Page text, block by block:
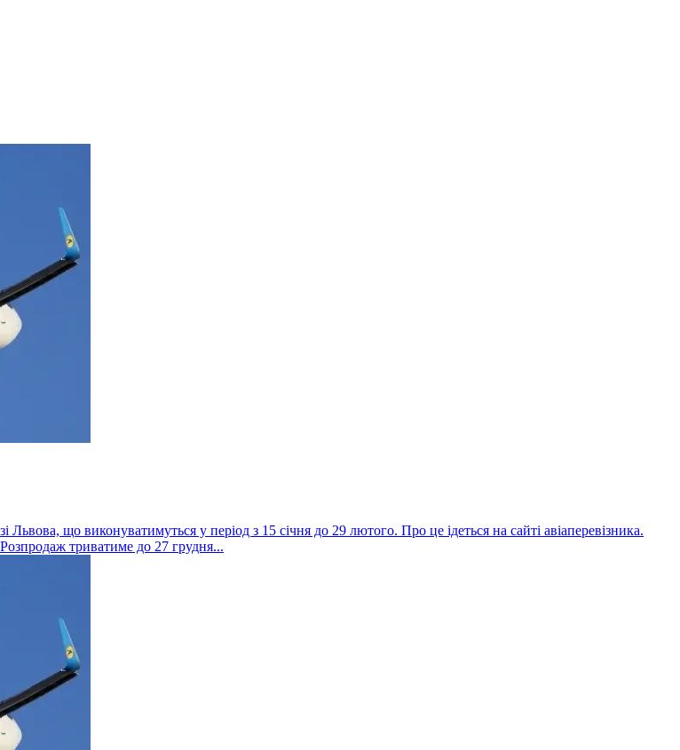
що виконуватимуться у період з 15 січня до 29 лютого. Про це ідеться на сайті авіаперевізника.
триватиме до 27 грудня...